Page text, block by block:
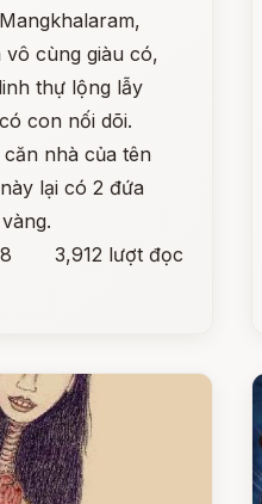
vô cùng giàu có,
thự lộng lẫy
con nối dõi.
nhà của tên
lại có 2 đứa
3,912 lượt đọc